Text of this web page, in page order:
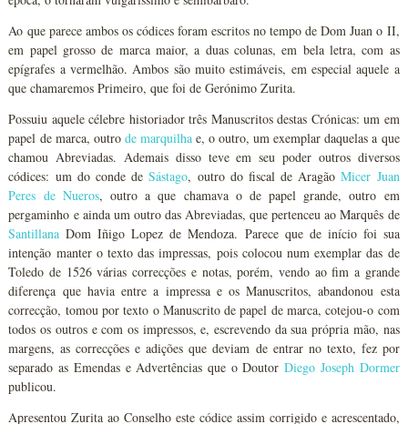
Ao que parece ambos os códices foram escritos no tempo de Dom Juan o II,
em papel grosso de marca maior, a duas colunas, em bela letra, com as
epígrafes a vermelhão. Ambos são muito estimáveis, em especial aquele a
que chamaremos Primeiro, que foi de Gerónimo Zurita.
Possuiu aquele célebre historiador três Manuscritos destas Crónicas: um em
papel de marca, outro de marquilhae, o outro, um exemplar daquelas a que
chamou Abreviadas. Ademais disso teve em seu poder outros diversos
códices: um do conde deSástago, outro do fiscal de AragãoMicer Juan
Peres de Nueros, outro a que chamava o de papel grande, outro em
pergaminho e ainda um outro das Abreviadas, que pertenceu ao Marquês de
Santillana Dom Iñigo Lopez de Mendoza. Parece que de início foi sua
intenção manter o texto das impressas, pois colocou num exemplar das de
Toledo de 1526 várias correcções e notas, porém, vendo ao fim a grande
diferença que havia entre a impressa e os Manuscritos, abandonou esta
correcção, tomou por texto o Manuscrito de papel de marca, cotejou-o com
todos os outros e com os impressos, e, escrevendo da sua própria mão, nas
margens, as correcções e adições que deviam de entrar no texto, fez por
separado as Emendas e Advertências que o DoutorDiego Joseph Dormer
publicou.
Apresentou Zurita ao Conselho este códice assim corrigido e acrescentado,